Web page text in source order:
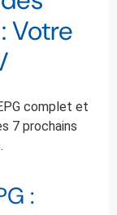
Votre
complet et
7 prochains
: